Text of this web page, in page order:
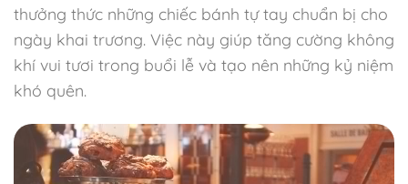
thưởng thức những chiếc bánh tự tay chuẩn bị cho
ngày khai trương. Việc này giúp tăng cường không
khí vui tươi trong buổi lễ và tạo nên những kỷ niệm
khó quên.